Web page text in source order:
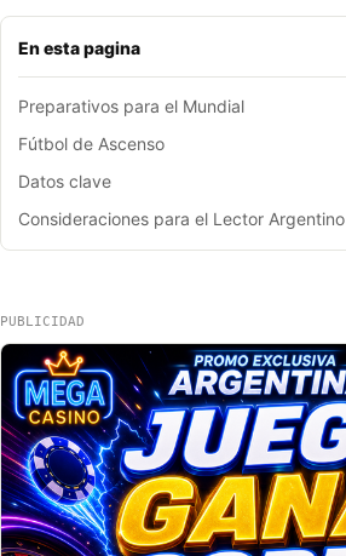
En esta pagina
Preparativos para el Mundial
Fútbol de Ascenso
Datos clave
Consideraciones para el Lector Argentino
PUBLICIDAD